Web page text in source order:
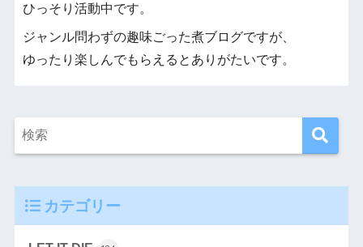
ひっそり活動中です。
ジャンル問わずの趣味ごった煮ブログですが、
ゆったり楽しんでもらえるとありがたいです。
カテゴリー